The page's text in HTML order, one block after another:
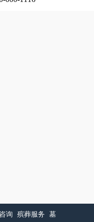
询 殡葬服务 墓